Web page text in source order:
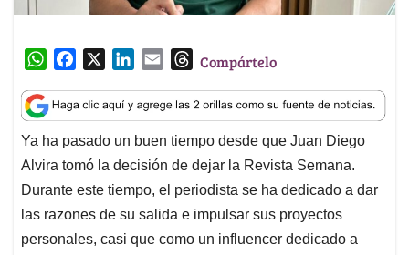
W
a
t
s
A
p
p
c
e
b
o
o
k
n
k
e
d
I
n
a
i
l
T
r
e
a
d
s
Compártelo
Ya ha pasado un buen tiempo desde que Juan Diego
Alvira tomó la decisión de dejar la Revista Semana.
Durante este tiempo, el periodista se ha dedicado a dar
las razones de su salida e impulsar sus proyectos
personales, casi que como un influencer dedicado a